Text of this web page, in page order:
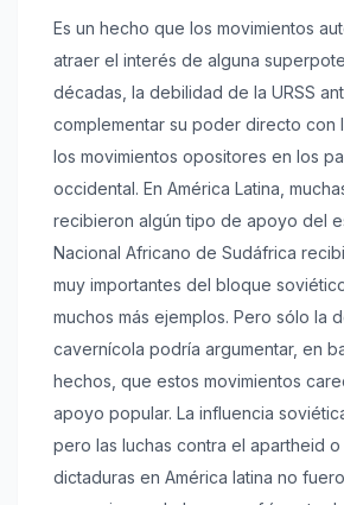
Es un hecho que los movimientos
atraer el interés de alguna
décadas, la debilidad de la URSS
complementar su poder directo con
los movimientos opositores en los
occidental. En América Latina,
recibieron algún tipo de apoyo del
Nacional Africano de Sudáfrica
muy importantes del bloque
muchos más ejemplos. Pero sólo la
cavernícola podría argumentar, en
hechos, que estos movimientos
apoyo popular. La influencia
pero las luchas contra el apartheid o
dictaduras en América latina no